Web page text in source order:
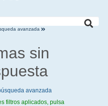
avanzada
sin
avanzada
filtros aplicados, pulsa